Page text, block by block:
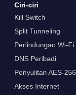
Ciri-ciri
Kill Switch
Split Tunneling
Perlindungan Wi-Fi
DNS Peribadi
Penyulitan AES-256
Akses Internet